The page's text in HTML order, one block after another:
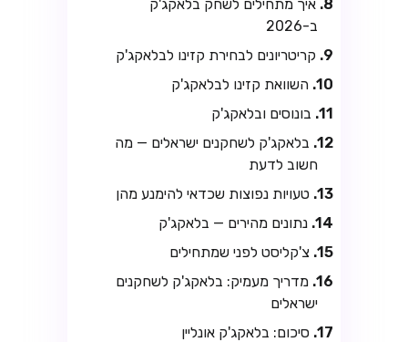
איך מתחילים לשחק בלאקג'ק
ב-2026
קריטריונים לבחירת קזינו לבלאקג'ק
השוואת קזינו לבלאקג'ק
בונוסים ובלאקג'ק
בלאקג'ק לשחקנים ישראלים — מה
חשוב לדעת
טעויות נפוצות שכדאי להימנע מהן
נתונים מהירים — בלאקג'ק
צ'קליסט לפני שמתחילים
מדריך מעמיק: בלאקג'ק לשחקנים
ישראלים
סיכום: בלאקג'ק אונליין